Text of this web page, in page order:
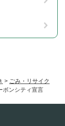
> ごみ・リサイク
ボンシティ宣言